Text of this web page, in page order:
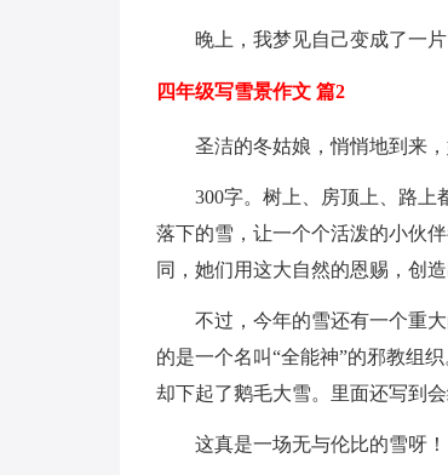
晚上，我梦见自己变成了一
四年级写雪景作文 篇2
圣洁的冬姑娘，悄悄地到来
300字。树上、房顶上、路上
落下的雪，让一个个活泼的小伙
同，她们用这大自然的恩赐，创
不过，今年的雪还有一个重
的是一个名叫“全能神”的邪教组
却下起了鹅毛大雪。里面还写到
这真是一场无与伦比的雪呀！